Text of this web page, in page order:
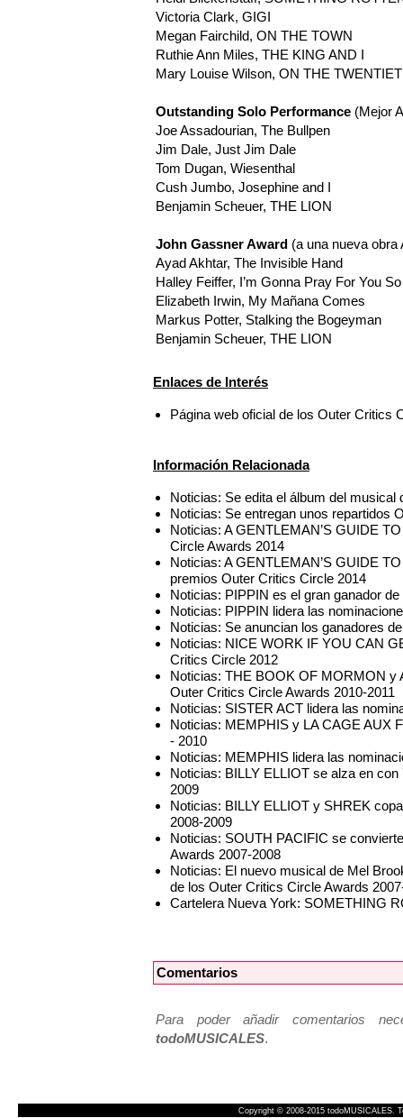
Victoria Clark, GIGI
Megan Fairchild, ON THE TOWN
Ruthie Ann Miles, THE KING AND I
Mary Louise Wilson, ON THE
Outstanding Solo Performance(Mejor
Joe Assadourian, The Bullpen
Jim Dale, Just Jim Dale
Tom Dugan, Wiesenthal
Cush Jumbo, Josephine and I
Benjamin Scheuer, THE LION
John Gassner Award(a una nueva obra
Ayad Akhtar, The Invisible Hand
Halley Feiffer, I’m Gonna Pray For You
Elizabeth Irwin, My Mañana Comes
Markus Potter, Stalking the Bogeyman
Benjamin Scheuer, THE LION
Enlaces de Interés
Página web oficial de los Outer Critics
Información Relacionada
Noticias: Se edita el álbum del
Noticias: Se entregan unos repartidos
Noticias: A GENTLEMAN’S GUIDE
Circle Awards 2014
Noticias: A GENTLEMAN’S GUIDE
premios Outer Critics Circle 2014
Noticias: PIPPIN es el gran ganador
Noticias: PIPPIN lidera las
Noticias: Se anuncian los ganadores
Noticias: NICE WORK IF YOU CAN
Critics Circle 2012
Noticias: THE BOOK OF MORMON y
Outer Critics Circle Awards 2010-2011
Noticias: SISTER ACT lidera las
Noticias: MEMPHIS y LA CAGE AUX
- 2010
Noticias: MEMPHIS lidera las
Noticias: BILLY ELLIOT se alza en
2009
Noticias: BILLY ELLIOT y SHREK
2008-2009
Noticias: SOUTH PACIFIC se
Awards 2007-2008
Noticias: El nuevo musical de Mel
de los Outer Critics Circle Awards
Cartelera Nueva York: SOMETHING
Comentarios
Para poder añadir comentarios
todoMUSICALES.
Copyright © 2008-2015 todoMUSICALES.